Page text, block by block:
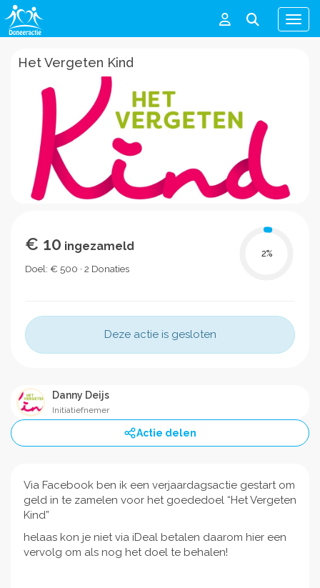
Menu
Het Vergeten Kind
€ 10 ingezameld
Doel: € 500 · 2 Donaties
2%
Deze actie is gesloten
Danny Deijs
Initiatiefnemer
Actie delen
Via Facebook ben ik een verjaardagsactie gestart om
geld in te zamelen voor het goededoel “Het Vergeten
Kind”
helaas kon je niet via iDeal betalen daarom hier een
vervolg om als nog het doel te behalen!